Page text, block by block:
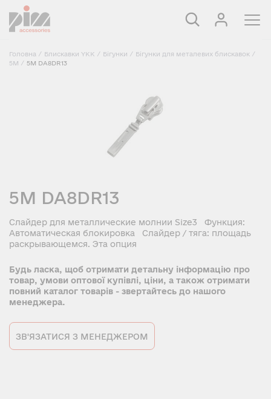
Головна / Блискавки YKK / Бігунки / Бігунки для металевих блискавок /
5M / 5M DA8DR13
5M DA8DR13
Слайдер для металлические молнии Size3 Функция:
Автоматическая блокировка Слайдер / тяга: площадь
раскрывающемся. Эта опция
Будь ласка, щоб отримати детальну інформацію про
товар, умови оптової купівлі, ціни, а також отримати
повний каталог товарів - звертайтесь до нашого
менеджера.
ЗВ'ЯЗАТИСЯ З МЕНЕДЖЕРОМ